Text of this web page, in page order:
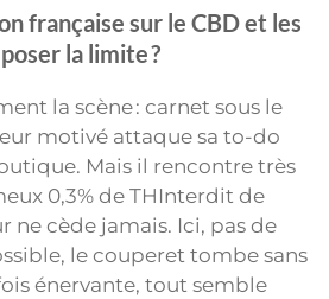
française sur le CBD et les
la limite ?
la scène : carnet sous le
motivé attaque sa to-do
Mais il rencontre très
0,3% de THInterdit de
ne cède jamais. Ici, pas de
le couperet tombe sans
énervante, tout semble